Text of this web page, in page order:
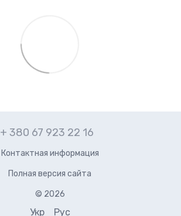
+ 380 67 923 22 16
Контактная информация
Полная версия сайта
© 2026
Укр Рус